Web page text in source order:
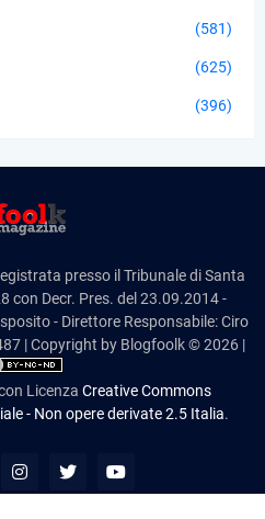
(581)
(625)
(396)
presso il Tribunale di Santa
con Decr. Pres. del 23.09.2014 -
- Direttore Responsabile: Ciro
| Copyright by Blogfoolk © 2026 |
Licenza Creative Commons
- Non opere derivate 2.5 Italia.